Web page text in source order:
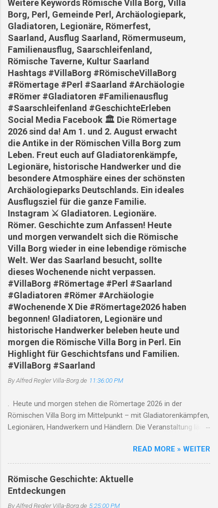
Weitere Keywords Römische Villa Borg, Villa
Borg, Perl, Gemeinde Perl, Archäologiepark,
Gladiatoren, Legionäre, Römerfest,
Saarland, Ausflug Saarland, Römermuseum,
Familienausflug, Saarschleifenland,
Römische Taverne, Kultur Saarland
Hashtags #VillaBorg #RömischeVillaBorg
#Römertage #Perl #Saarland #Archäologie
#Römer #Gladiatoren #Familienausflug
#Saarschleifenland #GeschichteErleben
Social Media Facebook 🏛️ Die Römertage
2026 sind da! Am 1. und 2. August erwacht
die Antike in der Römischen Villa Borg zum
Leben. Freut euch auf Gladiatorenkämpfe,
Legionäre, historische Handwerker und die
besondere Atmosphäre eines der schönsten
Archäologieparks Deutschlands. Ein ideales
Ausflugsziel für die ganze Familie.
Instagram ⚔️ Gladiatoren. Legionäre.
Römer. Geschichte zum Anfassen! Heute
und morgen verwandelt sich die Römische
Villa Borg wieder in eine lebendige römische
Welt. Wer das Saarland besucht, sollte
dieses Wochenende nicht verpassen.
#VillaBorg #Römertage #Perl #Saarland
#Gladiatoren #Römer #Archäologie
#Wochenende X Die #Römertage2026 haben
begonnen! Gladiatoren, Legionäre und
historische Handwerker beleben heute und
morgen die Römische Villa Borg in Perl. Ein
Highlight für Geschichtsfans und Familien.
#VillaBorg #Saarland
By Alfred ReglerVilla-Borg.de 11:36:00 PM
. Heute und morgen stehen die Römertage 2026 in der
Römischen Villa Borg im Mittelpunkt – mit Gladiatorenkämpfen,
Legionären, Handwerkern und Händlern. Die Veranstaltung läuft
und 17 Uhr statt. Gleichzeitig weist die Villa auf den saisonalen
Betrieb und den Saarschleifenbus/Rad-Bus hin. Römertage
2026 in der Römischen Villa Borg: Die Antike lebt am ersten
Augustwochenende auf 01. August 2026 | Perl-Borg | Saarland
Wenn sich Gladiatoren gegenüberstehen, Legionäre ihre
READ MORE » WEITER
Römische Geschichte: Aktuelle
Entdeckungen
By Alfred ReglerVilla-Borg.de 5:25:00 PM